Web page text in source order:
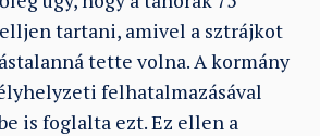
tartani, amivel a sztrájkot
tette volna. A kormány
felhatalmazásával
is foglalta ezt. Ez ellen a